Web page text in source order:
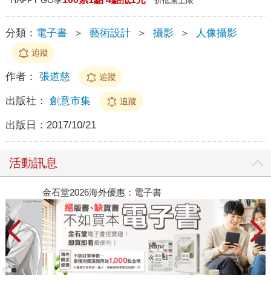
分類： 電子書 ＞ 藝術設計 ＞ 攝影 ＞ 人像攝影
追蹤
作者： 張道慈 追蹤
出版社： 創意市集 追蹤
出版日： 2017/10/21
活動訊息
金石堂2026海外優惠：電子書